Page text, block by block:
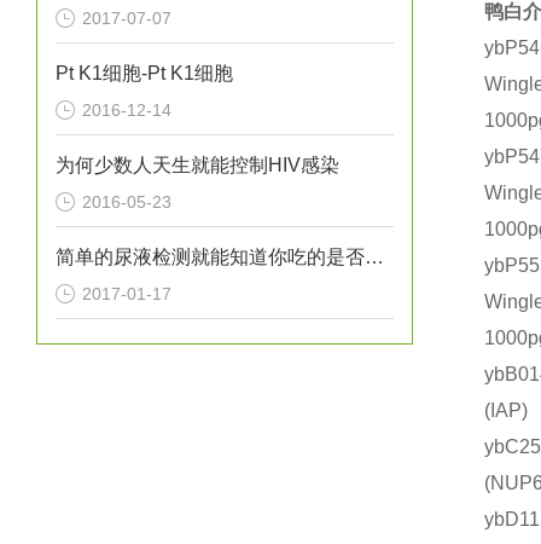
2017-07-07
Pt K1细胞-Pt K1细胞
2016-12-14
为何少数人天生就能控制HIV感染
2016-05-23
简单的尿液检测就能知道你吃的是否健康？
2017-01-17
鸭白
(IAP)